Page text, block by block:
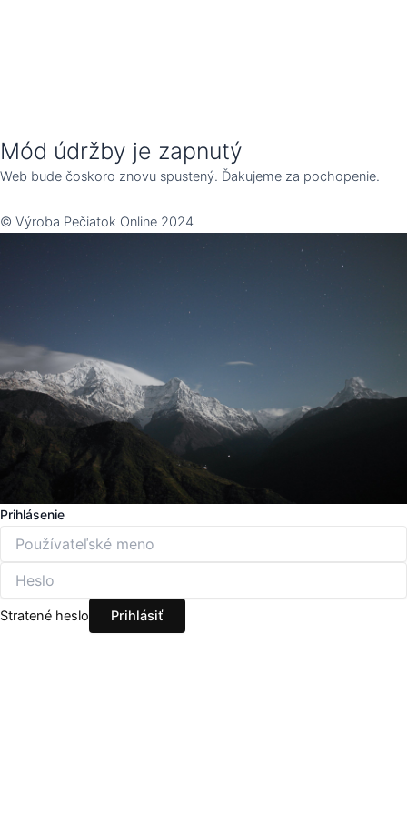
Mód údržby je zapnutý
Web bude čoskoro znovu spustený. Ďakujeme za pochopenie.
© Výroba Pečiatok Online 2024
Prihlásenie
Stratené heslo